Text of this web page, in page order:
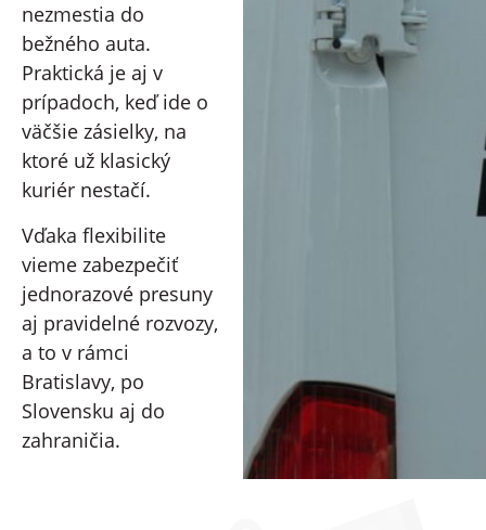
nezmestia do
bežného auta.
Praktická je aj v
prípadoch, keď ide o
väčšie zásielky, na
ktoré už klasický
kuriér nestačí.
Vďaka flexibilite
vieme zabezpečiť
jednorazové presuny
aj pravidelné rozvozy,
a to v rámci
Bratislavy, po
Slovensku aj do
zahraničia.